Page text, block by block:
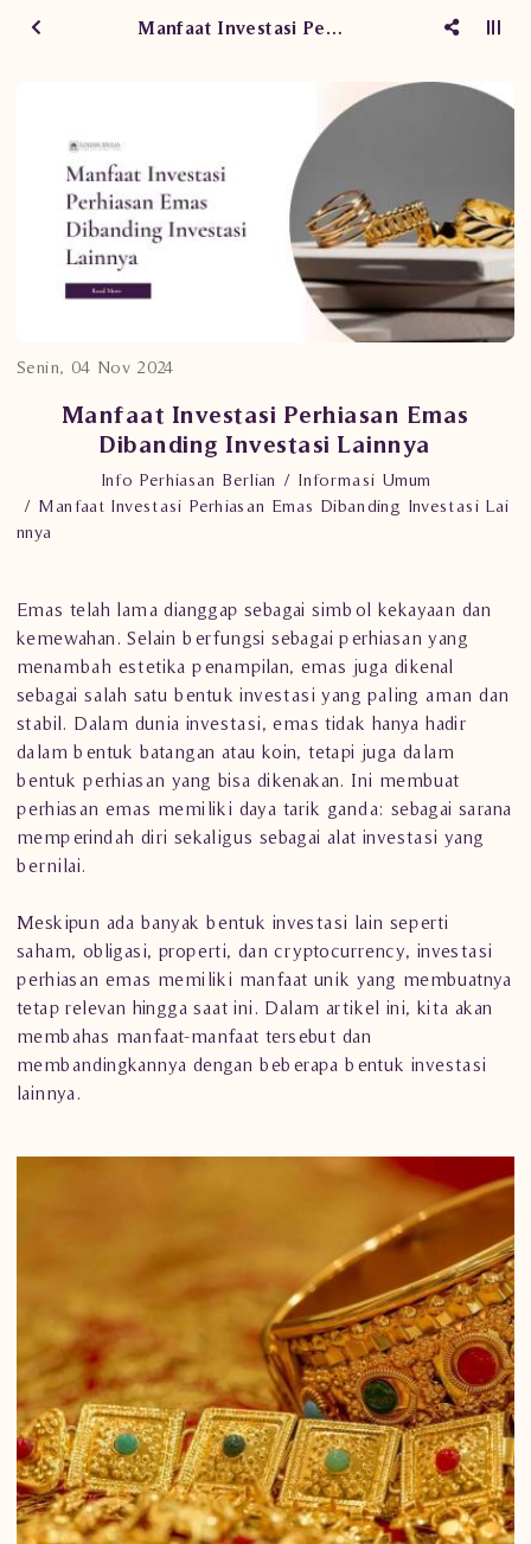
Manfaat Investasi Perhiasan Emas Dibanding Investasi Lainnya
Senin, 04 Nov 2024
Manfaat Investasi Perhiasan Emas
Dibanding Investasi Lainnya
Info Perhiasan Berlian
Informasi Umum
Manfaat Investasi Perhiasan Emas Dibanding Investasi Lai
nnya
Emas telah lama dianggap sebagai simbol kekayaan dan
kemewahan. Selain berfungsi sebagai perhiasan yang
menambah estetika penampilan, emas juga dikenal
sebagai salah satu bentuk investasi yang paling aman dan
stabil. Dalam dunia investasi, emas tidak hanya hadir
dalam bentuk batangan atau koin, tetapi juga dalam
bentuk perhiasan yang bisa dikenakan. Ini membuat
perhiasan emas memiliki daya tarik ganda: sebagai sarana
memperindah diri sekaligus sebagai alat investasi yang
bernilai.
Meskipun ada banyak bentuk investasi lain seperti
saham, obligasi, properti, dan cryptocurrency, investasi
perhiasan emas memiliki manfaat unik yang membuatnya
tetap relevan hingga saat ini. Dalam artikel ini, kita akan
membahas manfaat-manfaat tersebut dan
membandingkannya dengan beberapa bentuk investasi
lainnya.